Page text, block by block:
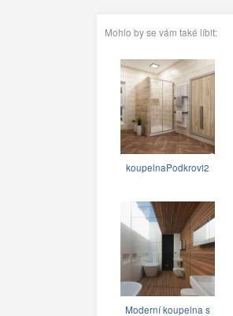
Mohlo by se vám také líbit:
koupelnaPodkrovi2
Moderní koupelna s